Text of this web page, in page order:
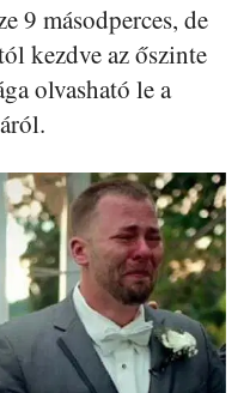
9 másodperces, de
kezdve az őszinte
olvasható le a